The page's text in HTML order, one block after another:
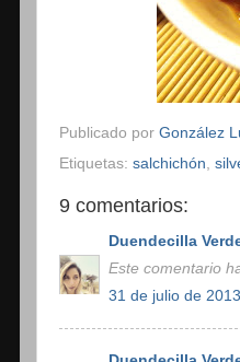
Publicado por González
Etiquetas: salchichón
9 comentarios:
Duendecilla
Este comentario
31 de julio de